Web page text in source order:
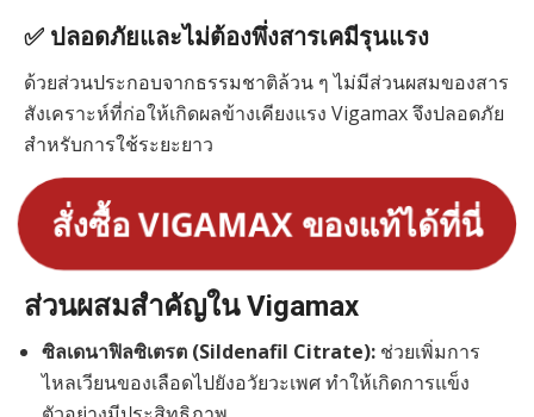
✅ ปลอดภัยและไม่ต้องพึ่งสารเคมีรุนแรง
ด้วยส่วนประกอบจากธรรมชาติล้วน ๆ ไม่มีส่วนผสมของสาร
สังเคราะห์ที่ก่อให้เกิดผลข้างเคียงแรง Vigamax จึงปลอดภัย
สำหรับการใช้ระยะยาว
สั่งซื้อ VIGAMAX ของแท้ได้ที่นี่
ส่วนผสมสำคัญใน Vigamax
ซิลเดนาฟิลซิเตรต (Sildenafil Citrate): ช่วยเพิ่มการ
ไหลเวียนของเลือดไปยังอวัยวะเพศ ทำให้เกิดการแข็ง